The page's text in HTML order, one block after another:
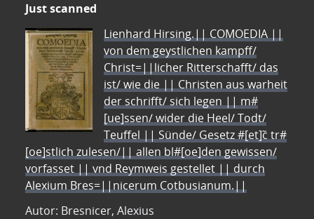
Just scanned
Lienhard Hirsing.|| COMOEDIA ||
von dem geystlichen kampff/
Christ=||licher Ritterschafft/ das
ist/ wie die || Christen aus warheit
der schrifft/ sich legen || m#
[ue]ssen/ wider die Heel/ Todt/
Teuffel || Sünde/ Gesetz #[et]c̃ tr#
[oe]stlich zulesen/|| allen bl#[oe]den gewissen/
vorfasset || vnd Reymweis gestellet || durch
Alexium Bres=||nicerum Cotbusianum.||
Autor: Bresnicer, Alexius